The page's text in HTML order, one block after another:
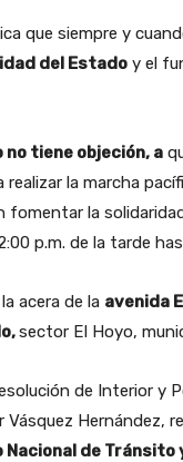
que siempre y
del Estado y el
tiene objeción, a
realizar la marcha
fomentar la
p.m. de la tarde
acera de la avenida
sector EI Hoyo,
de Interior y
Vásquez Hernández,
de